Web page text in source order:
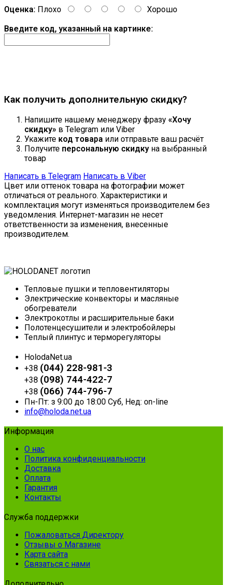
Оценка: Плохо
Хорошо
Введите код, указанный на картинке:
Как получить дополнительную скидку?
Напишите нашему менеджеру фразу «Хочу
скидку» в Telegram или Viber
Укажите код товара или отправьте ваш расчёт
Получите персональную скидку на выбранный
товар
Написать в Telegram Написать в Viber
Цвет или оттенок товара на фотографии может
отличаться от реального. Характеристики и
комплектация могут изменяться производителем без
уведомления. Интернет-магазин не несет
ответственности за изменения, внесенные
производителем.
Тепловые пушки и тепловентиляторы
Электрические конвекторы и масляные
обогреватели
Электрокотлы и расширительные баки
Полотенцесушители и электробойлеры
Теплый плинтус и терморегуляторы
HolodaNet.ua
+38 (044) 228-981-3
+38 (098) 744-422-7
+38 (066) 744-796-7
Пн-Пт: з 9:00 до 18:00 Суб, Нед: on-line
info@holoda.net.ua
Информация
О нас
Политика конфиденциальности
Доставка
Оплата
Гарантия
Контакты
Служба поддержки
Пожаловаться Директору
Отзывы о Магазине
Карта сайта
Связаться с нами